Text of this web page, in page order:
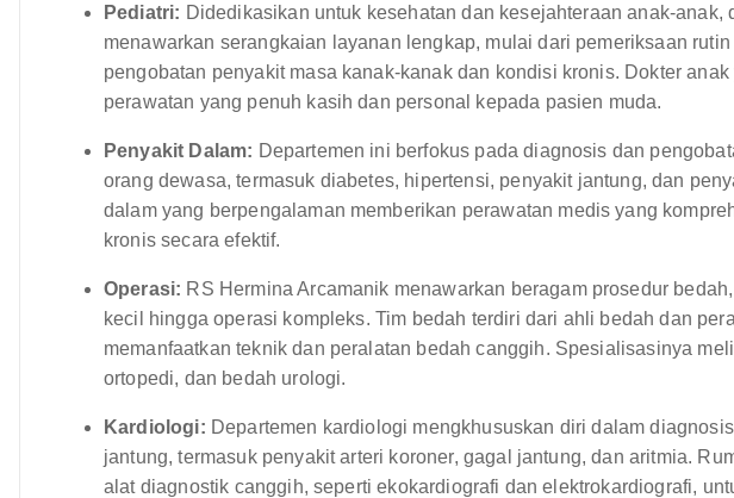
Pediatri: Didedikasikan untuk kesehatan dan kesejahteraan anak-anak,
menawarkan serangkaian layanan lengkap, mulai dari pemeriksaan
pengobatan penyakit masa kanak-kanak dan kondisi kronis. Dokter
perawatan yang penuh kasih dan personal kepada pasien muda.
Penyakit Dalam: Departemen ini berfokus pada diagnosis dan
orang dewasa, termasuk diabetes, hipertensi, penyakit jantung, dan
dalam yang berpengalaman memberikan perawatan medis yang
kronis secara efektif.
Operasi: RS Hermina Arcamanik menawarkan beragam prosedur
kecil hingga operasi kompleks. Tim bedah terdiri dari ahli bedah dan
memanfaatkan teknik dan peralatan bedah canggih. Spesialisasinya
ortopedi, dan bedah urologi.
Kardiologi: Departemen kardiologi mengkhususkan diri dalam
jantung, termasuk penyakit arteri koroner, gagal jantung, dan aritmia.
alat diagnostik canggih, seperti ekokardiografi dan elektrokardiografi,